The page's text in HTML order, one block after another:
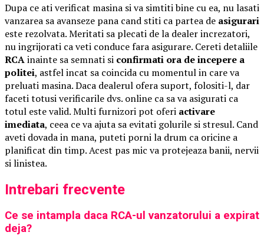
Dupa ce ati verificat masina si va simtiti bine cu ea, nu lasati
vanzarea sa avanseze pana cand stiti ca partea de asigurari
este rezolvata. Meritati sa plecati de la dealer increzatori,
nu ingrijorati ca veti conduce fara asigurare. Cereti detaliile
RCAinainte sa semnati si confirmati ora de incepere a
politei, astfel incat sa coincida cu momentul in care va
preluati masina. Daca dealerul ofera suport, folositi-l, dar
faceti totusi verificarile dvs. online ca sa va asigurati ca
totul este valid. Multi furnizori pot oferi activare
imediata, ceea ce va ajuta sa evitati golurile si stresul. Cand
aveti dovada in mana, puteti porni la drum ca oricine a
planificat din timp. Acest pas mic va protejeaza banii, nervii
si linistea.
Intrebari frecvente
Ce se intampla daca RCA-ul vanzatorului a expirat
deja?